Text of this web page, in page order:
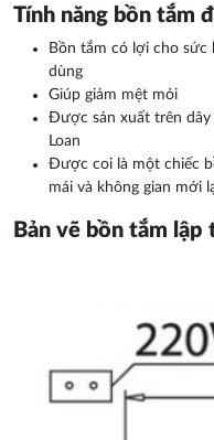
Tính năng bồn tắm
Bồn tắm có lợi cho sức
dùng
Giúp giảm mệt mỏi
Được sản xuất trên dây
Loan
Được coi là một chiếc
mái và không gian mới
Bản vẽ bồn tắm lập